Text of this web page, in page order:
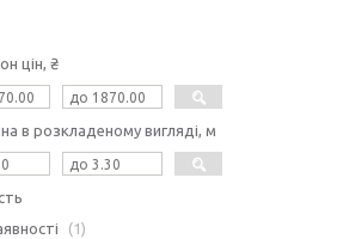
цін, ₴
в розкладеному вигляді, м
1